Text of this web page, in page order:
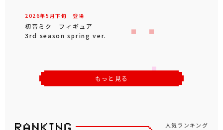
2026年5 月下旬 登場
初音ミク フィギュア
3rd season spring ver.
もっと見る
人気ランキング